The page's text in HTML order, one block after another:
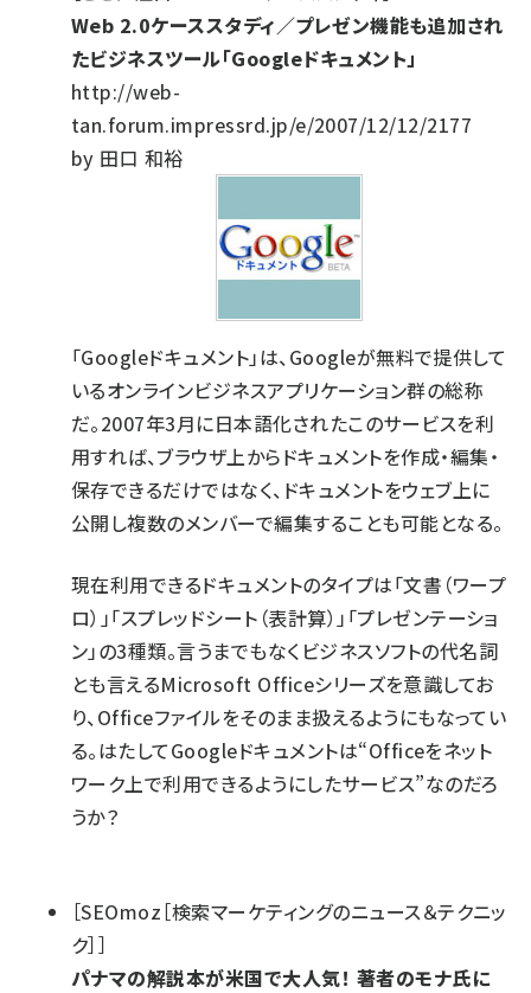
Web 2.0ケーススタディ／プレゼン機能も追加され
たビジネスツール「Googleドキュメント」
http://web-
tan.forum.impressrd.jp/e/2007/12/12/2177
by 田口 和裕
「Googleドキュメント」は、Googleが無料で提供して
いるオンラインビジネスアプリケーション群の総称
だ。2007年3月に日本語化されたこのサービスを利
用すれば、ブラウザ上からドキュメントを作成・編集・
保存できるだけではなく、ドキュメントをウェブ上に
公開し複数のメンバーで編集することも可能となる。
現在利用できるドキュメントのタイプは「文書（ワープ
ロ）」「スプレッドシート（表計算）」「プレゼンテーショ
ン」の3種類。言うまでもなくビジネスソフトの代名詞
とも言えるMicrosoft Officeシリーズを意識してお
り、Officeファイルをそのまま扱えるようにもなってい
る。はたしてGoogleドキュメントは“Officeをネット
ワーク上で利用できるようにしたサービス”なのだろ
うか？
［SEOmoz［検索マーケティングのニュース＆テクニッ
ク］］
パナマの解説本が米国で大人気！ 著者のモナ氏に